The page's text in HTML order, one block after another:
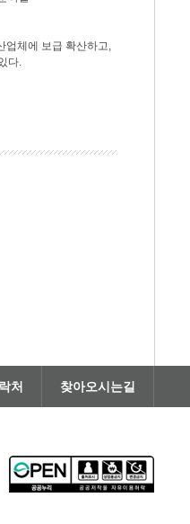
업체에 보급 확산하고,
다.
처 찾아오시는길